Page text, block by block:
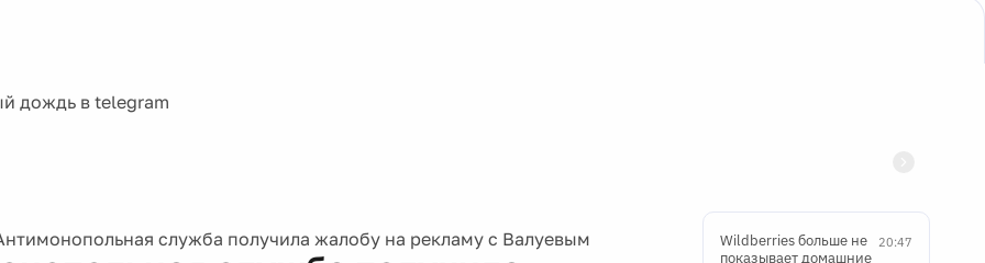
служба получила жалобу на рекламу с Валуевым 20:47
Wildberries больше не
показывает домашние